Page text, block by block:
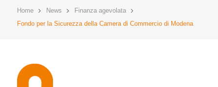
Home News
Finanza agevolata
Fondo per la Sicurezza della Camera di Commercio di Modena